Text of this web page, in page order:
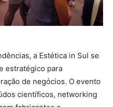
a Estética in Sul se
estratégico para
de negócios. O evento
científicos, networking